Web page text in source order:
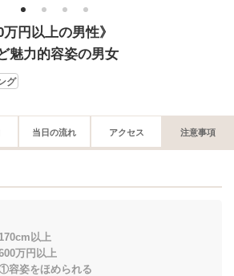
1 2 3 4
円以上の男性》
魅力的容姿の男女
グ
当日の流れ アクセス 注意事項
以上
万円以上
姿をほめられる